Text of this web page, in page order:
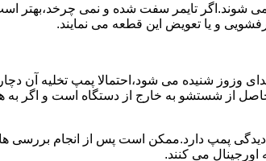
تایمر سفت شده و نمی چرخد،بهتر
و یا تعویض این قطعه می نمایند.
شنیده می شود،احتمالا پمپ تخلیه آن
از شستشو به خارج از دستگاه است و اگر
پمپ دارد.ممکن است پس از انجام بررسی
می کنند.